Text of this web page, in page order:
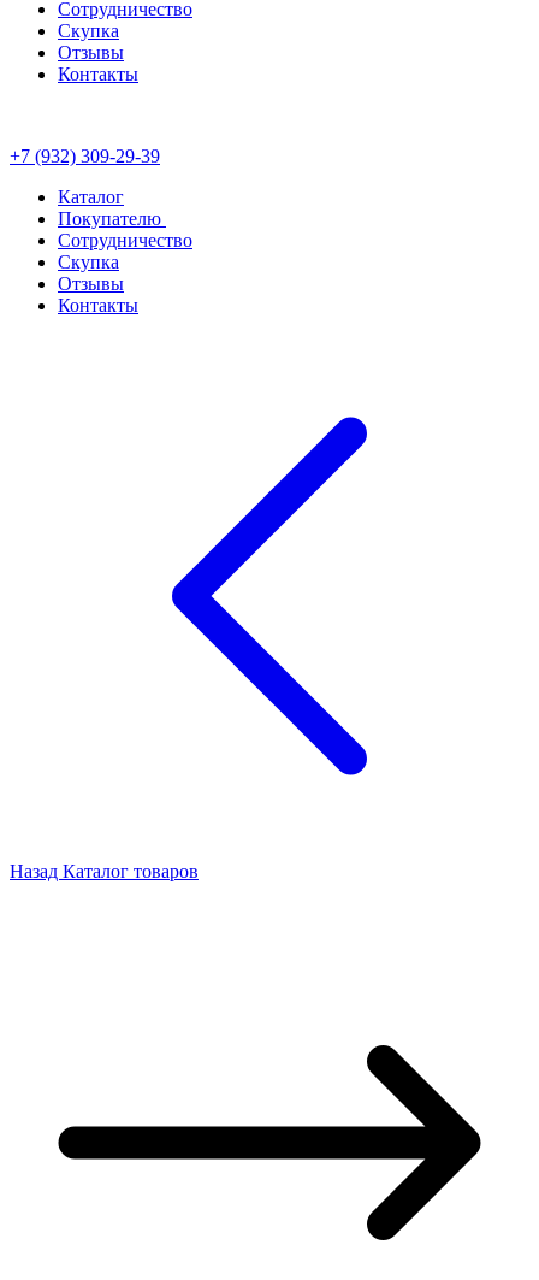
Сотрудничество
Скупка
Отзывы
Контакты
+7 (932) 309-29-39
Каталог
Покупателю
Сотрудничество
Скупка
Отзывы
Контакты
Назад Каталог товаров